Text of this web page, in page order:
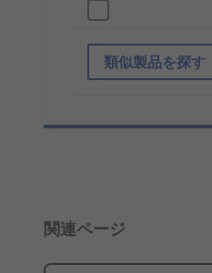
類似製品を探す
関連ページ